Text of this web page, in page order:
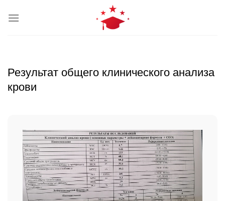
Результат общего клинического анализа
крови